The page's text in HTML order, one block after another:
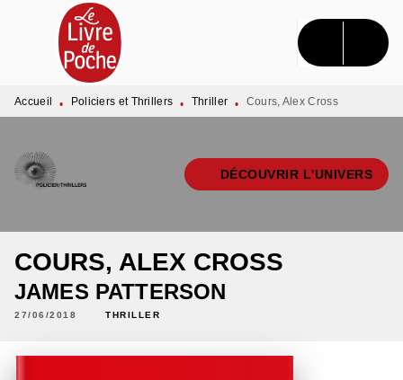
MENU RECHERCHE CONTENU
PIED DE PAGE
Accueil • Policiers et Thrillers • Thriller • Cours, Alex Cross
DÉCOUVRIR L'UNIVERS
COURS, ALEX CROSS
JAMES PATTERSON
27/06/2018 THRILLER